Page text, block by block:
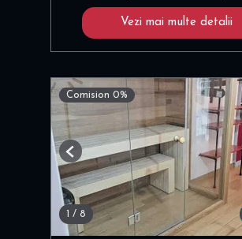
Vezi mai multe detalii
Comision 0%
1 / 8
Previous